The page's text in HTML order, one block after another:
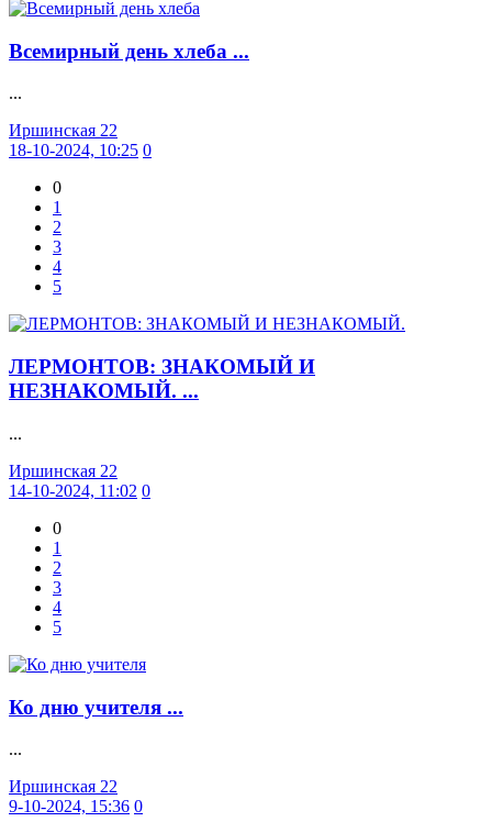
Всемирный день хлеба ...
...
Иршинская 22
18-10-2024, 10:25 0
0
1
2
3
4
5
ЛЕРМОНТОВ: ЗНАКОМЫЙ И
НЕЗНАКОМЫЙ. ...
...
Иршинская 22
14-10-2024, 11:02 0
0
1
2
3
4
5
Ко дню учителя ...
...
Иршинская 22
9-10-2024, 15:36 0